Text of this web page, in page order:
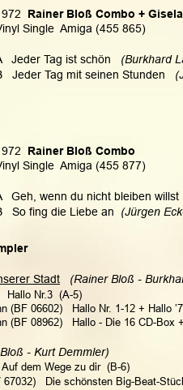
Rainer Bloß Combo +
Single  Amiga (455 865)
Jeder Tag ist schön
(Burkhard
Jeder Tag mit seinen Stunden
  Rainer Bloß Combo
Single  Amiga (455 877)
Geh, wenn du nicht bleiben
So fing die Liebe an (Jürgen
Stadt
(Rainer Bloß -
Hallo Nr.3  (A-5)
(BF 06602)   Hallo Nr. 1-12 + Hallo
(BF 08962)   Hallo - Die 16 CD-Box
- Kurt Demmler)
dem Wege zu dir  (B-6)
Die schönsten Big-Beat-